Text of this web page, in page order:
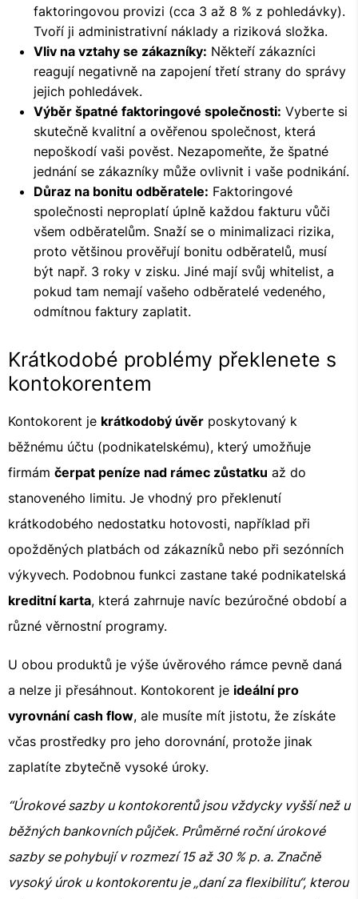
faktoringovou provizi (cca 3 až 8 % z pohledávky).
Tvoří ji administrativní náklady a riziková složka.
Vliv na vztahy se zákazníky: Někteří zákazníci
reagují negativně na zapojení třetí strany do správy
jejich pohledávek.
Výběr špatné faktoringové společnosti: Vyberte si
skutečně kvalitní a ověřenou společnost, která
nepoškodí vaši pověst. Nezapomeňte, že špatné
jednání se zákazníky může ovlivnit i vaše podnikání.
Důraz na bonitu odběratele: Faktoringové
společnosti neproplatí úplně každou fakturu vůči
všem odběratelům. Snaží se o minimalizaci rizika,
proto většinou prověřují bonitu odběratelů, musí
být např. 3 roky v zisku. Jiné mají svůj whitelist, a
pokud tam nemají vašeho odběratelé vedeného,
odmítnou faktury zaplatit.
Krátkodobé problémy překlenete s
kontokorentem
Kontokorent je krátkodobý úvěr poskytovaný k
běžnému účtu (podnikatelskému), který umožňuje
firmám čerpat peníze nad rámec zůstatku až do
stanoveného limitu. Je vhodný pro překlenutí
krátkodobého nedostatku hotovosti, například při
opožděných platbách od zákazníků nebo při sezónních
výkyvech. Podobnou funkci zastane také podnikatelská
kreditní karta, která zahrnuje navíc bezúročné období a
různé věrnostní programy.
U obou produktů je výše úvěrového rámce pevně daná
a nelze ji přesáhnout. Kontokorent je ideální pro
vyrovnání cash flow, ale musíte mít jistotu, že získáte
včas prostředky pro jeho dorovnání, protože jinak
zaplatíte zbytečně vysoké úroky.
“Úrokové sazby u kontokorentů jsou vždycky vyšší než u
běžných bankovních půjček. Průměrné roční úrokové
sazby se pohybují v rozmezí 15 až 30 % p. a. Značně
vysoký úrok u kontokorentu je „daní za flexibilitu“, kterou